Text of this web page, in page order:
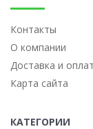
Контакты
О компании
Доставка и
Карта сайта
КАТЕГОРИИ